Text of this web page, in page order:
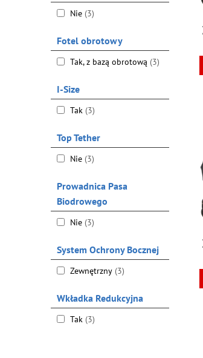
Nie (3)
Fotel obrotowy
Tak, z bazą obrotową (3)
I-Size
Tak (3)
Top Tether
Nie (3)
Prowadnica Pasa
Biodrowego
Nie (3)
System Ochrony Bocznej
Zewnętrzny (3)
Wkładka Redukcyjna
Tak (3)